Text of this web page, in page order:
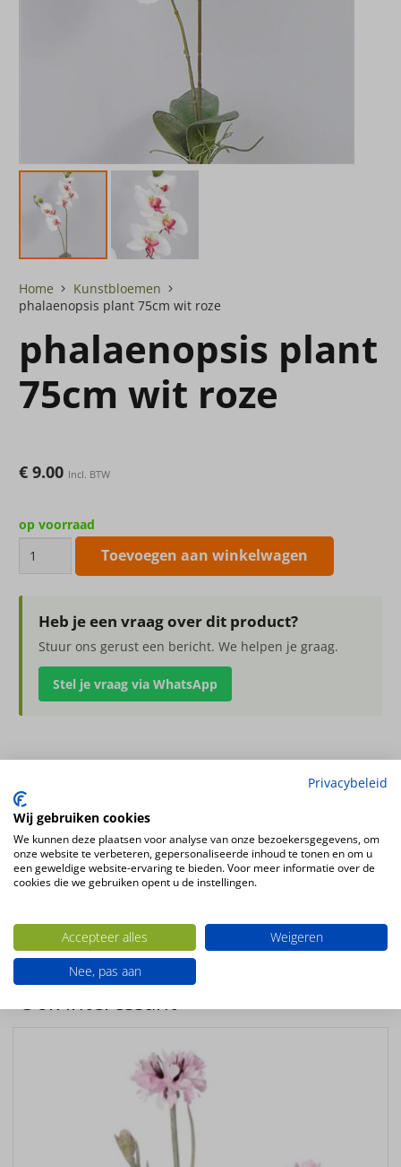
Home
Kunstbloemen
phalaenopsis plant 75cm wit roze
phalaenopsis plant
75cm wit roze
€ 9.00 Incl. BTW
op voorraad
phalaenopsis
75cm
roze
aantal
Toevoegen aan winkelwagen
Heb je een vraag over dit product?
Stuur ons gerust een bericht. We helpen je graag.
Stel je vraag via WhatsApp
x2 7blm 8bld
Kleur
wit-roze
Bloemsoort
Productsoort
kunstbloemen
Ook interessant
Privacybeleid
Wij gebruiken cookies
We kunnen deze plaatsen voor analyse van onze bezoekersgegevens, om
onze website te verbeteren, gepersonaliseerde inhoud te tonen en om u
een geweldige website-ervaring te bieden. Voor meer informatie over de
cookies die we gebruiken opent u de instellingen.
Accepteer alles
Weigeren
Nee, pas aan